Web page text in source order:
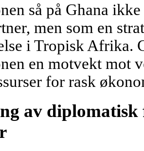
så på Ghana
men som en
i Tropisk Afrika.
en motvekt mot
for rask
av diplomatisk